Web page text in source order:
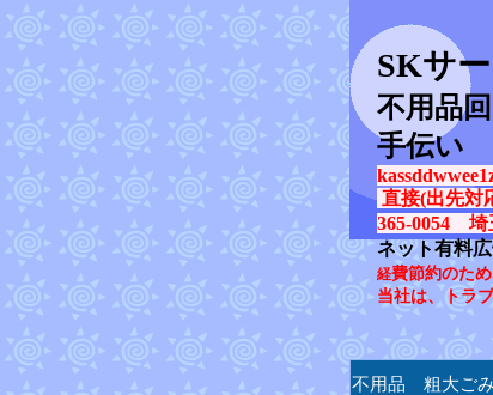
SKサ
不用品
手伝い
直接(出先対
365-0054 埼
ネット有料
経費節約のた
当社は、トラ
不用品 粗大ご